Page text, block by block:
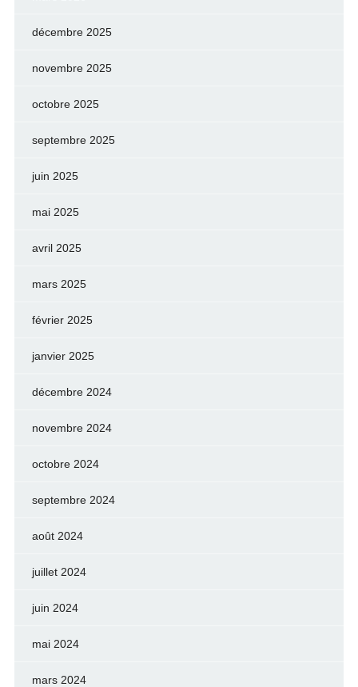
décembre 2025
novembre 2025
octobre 2025
septembre 2025
juin 2025
mai 2025
avril 2025
mars 2025
février 2025
janvier 2025
décembre 2024
novembre 2024
octobre 2024
septembre 2024
août 2024
juillet 2024
juin 2024
mai 2024
mars 2024